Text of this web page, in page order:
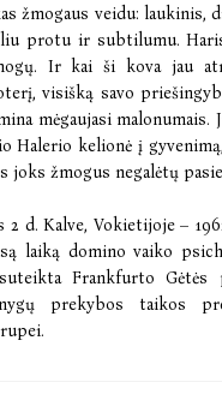
žmogaus veidu: laukinis,
protu ir subtilumu.
Ir kai ši kova jau
visišką savo
mėgaujasi
kelionė į
žmogus negalėtų
2 d. Kalve, Vokietijoje –
laiką domino vaiko
Frankfurto
prekybos taikos